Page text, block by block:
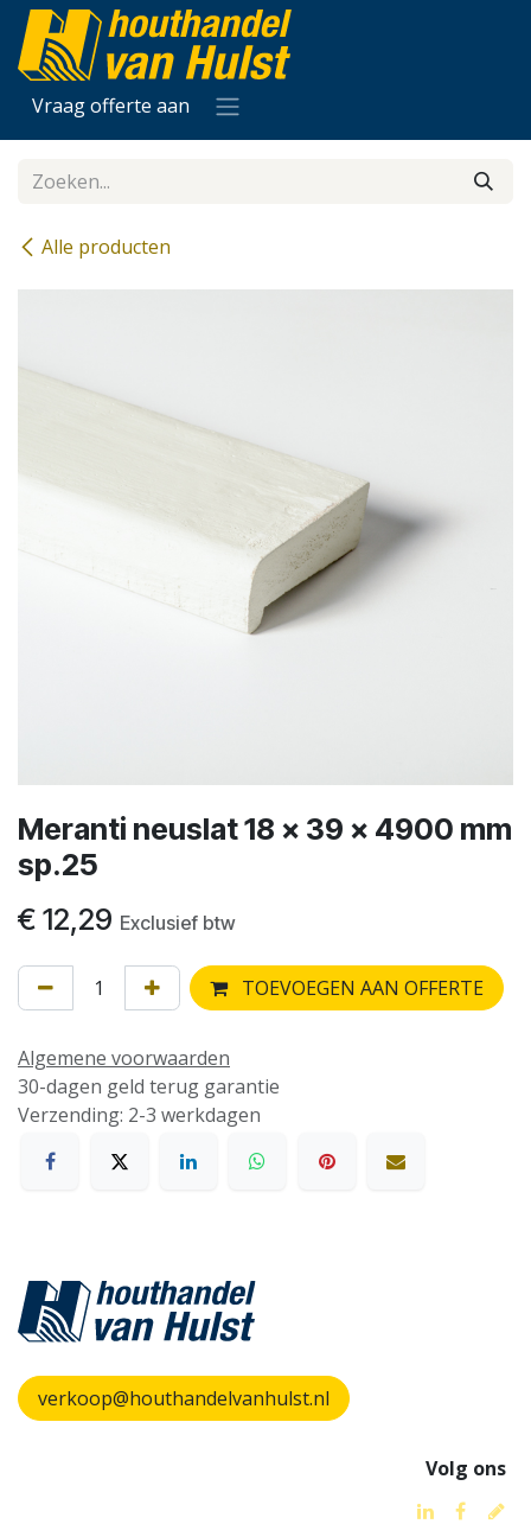
Overslaan naar inhoud
Vraag offerte aan
Alle producten
Meranti neuslat 18 x 39 x 4900 mm
sp.25
€ 12,29 Exclusief btw
TOEVOEGEN AAN OFFERTE
Algemene voorwaarden
30-dagen geld terug garantie
Verzending: 2-3 werkdagen
verkoop@houthandelvanhulst.nl
Volg ons